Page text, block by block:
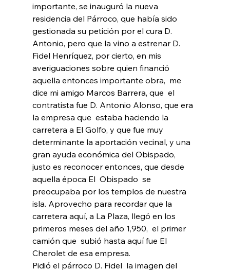
importante, se inauguró la nueva
residencia del Párroco, que había sido
gestionada su petición por el cura D.
Antonio, pero que la vino a estrenar D.
Fidel Henríquez, por cierto, en mis
averiguaciones sobre quien financió
aquella entonces importante obra,  me
dice mi amigo Marcos Barrera, que  el
contratista fue D. Antonio Alonso, que era
la empresa que  estaba haciendo la
carretera a El Golfo, y que fue muy
determinante la aportación vecinal, y una
gran ayuda económica del Obispado,
justo es reconocer entonces, que desde
aquella época El  Obispado  se
preocupaba por los templos de nuestra
isla. Aprovecho para recordar que la
carretera aquí, a La Plaza, llegó en los
primeros meses del año 1,950,  el primer
camión que  subió hasta aquí fue El
Cherolet de esa empresa.
Pidió el párroco D. Fidel  la imagen del